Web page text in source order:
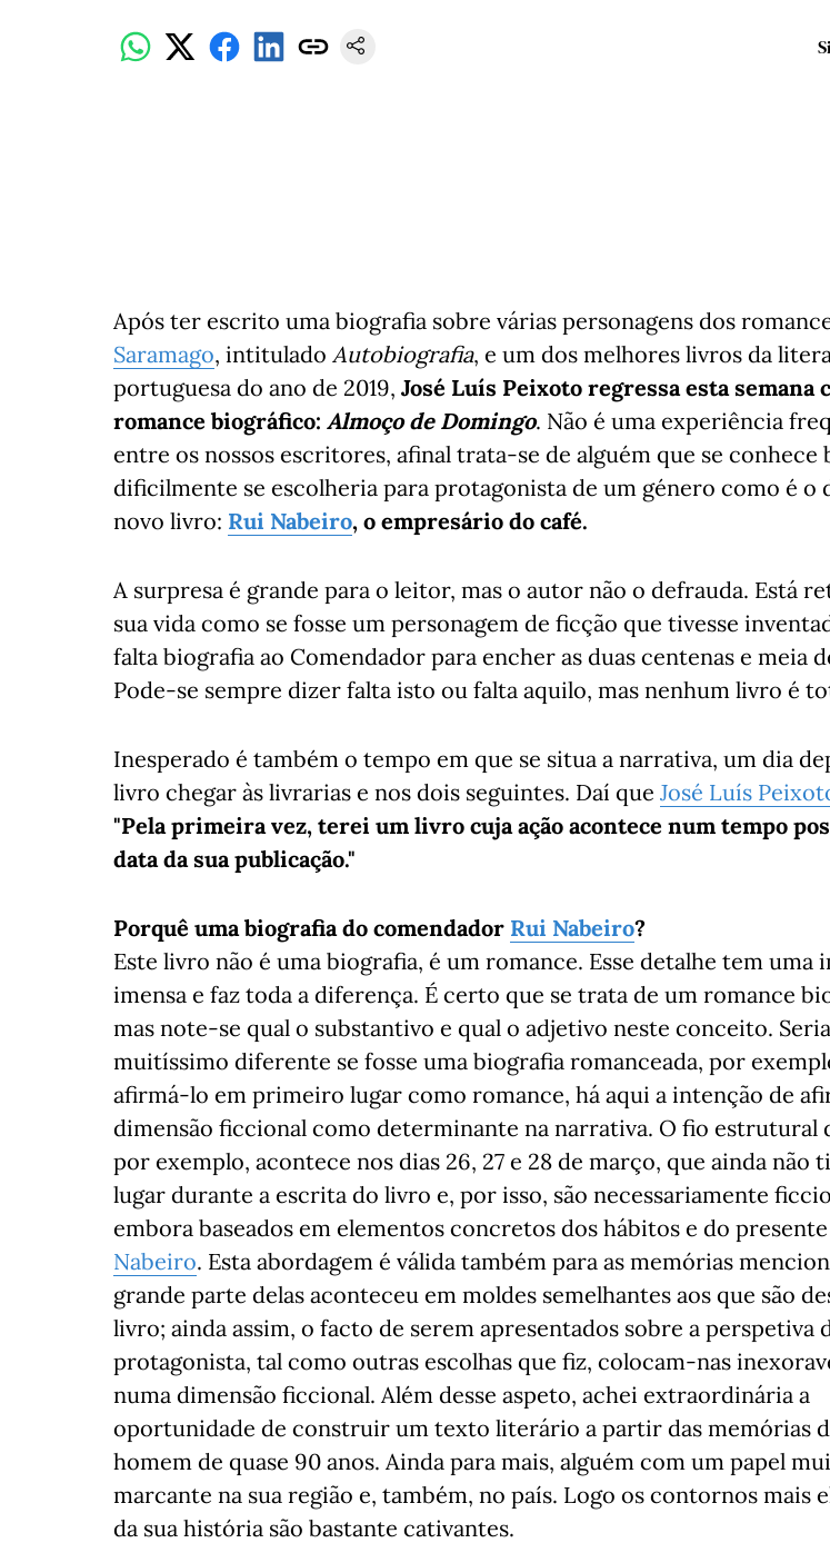
Após ter escrito uma biografia sobre várias personagens dos
Saramago, intitulado Autobiografia, e um dos melhores livros da
portuguesa do ano de 2019, José Luís Peixoto regressa esta semana
romance biográfico: Almoço de Domingo. Não é uma experiência
entre os nossos escritores, afinal trata-se de alguém que se conhece
dificilmente se escolheria para protagonista de um género como é o
novo livro: Rui Nabeiro, o empresário do café.
A surpresa é grande para o leitor, mas o autor não o defrauda. Está
sua vida como se fosse um personagem de ficção que tivesse
falta biografia ao Comendador para encher as duas centenas e meia
Pode-se sempre dizer falta isto ou falta aquilo, mas nenhum livro é
Inesperado é também o tempo em que se situa a narrativa, um dia
livro chegar às livrarias e nos dois seguintes. Daí que José Luís
"Pela primeira vez, terei um livro cuja ação acontece num tempo
data da sua publicação."
Porquê uma biografia do comendador Rui Nabeiro?
Este livro não é uma biografia, é um romance. Esse detalhe tem uma
imensa e faz toda a diferença. É certo que se trata de um romance
mas note-se qual o substantivo e qual o adjetivo neste conceito. Seria
muitíssimo diferente se fosse uma biografia romanceada, por
afirmá-lo em primeiro lugar como romance, há aqui a intenção de
dimensão ficcional como determinante na narrativa. O fio estrutural
por exemplo, acontece nos dias 26, 27 e 28 de março, que ainda não
lugar durante a escrita do livro e, por isso, são necessariamente
embora baseados em elementos concretos dos hábitos e do
Nabeiro. Esta abordagem é válida também para as memórias
grande parte delas aconteceu em moldes semelhantes aos que são
livro; ainda assim, o facto de serem apresentados sobre a perspetiva
protagonista, tal como outras escolhas que fiz, colocam-nas
numa dimensão ficcional. Além desse aspeto, achei extraordinária a
oportunidade de construir um texto literário a partir das memórias
homem de quase 90 anos. Ainda para mais, alguém com um papel
marcante na sua região e, também, no país. Logo os contornos mais
da sua história são bastante cativantes.